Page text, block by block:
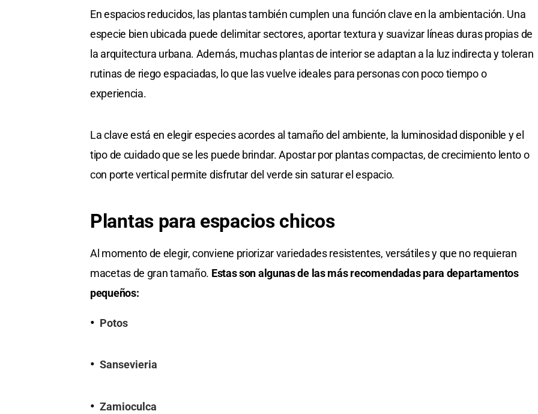
En espacios reducidos, las plantas también cumplen una función clave en la ambientación. Una
especie bien ubicada puede delimitar sectores, aportar textura y suavizar líneas duras propias de
la arquitectura urbana. Además, muchas plantas de interior se adaptan a la luz indirecta y toleran
rutinas de riego espaciadas, lo que las vuelve ideales para personas con poco tiempo o
experiencia.
La clave está en elegir especies acordes al tamaño del ambiente, la luminosidad disponible y el
tipo de cuidado que se les puede brindar. Apostar por plantas compactas, de crecimiento lento o
con porte vertical permite disfrutar del verde sin saturar el espacio.
Plantas para espacios chicos
Al momento de elegir, conviene priorizar variedades resistentes, versátiles y que no requieran
macetas de gran tamaño. Estas son algunas de las más recomendadas para departamentos
pequeños:
Potos
Sansevieria
Zamioculca